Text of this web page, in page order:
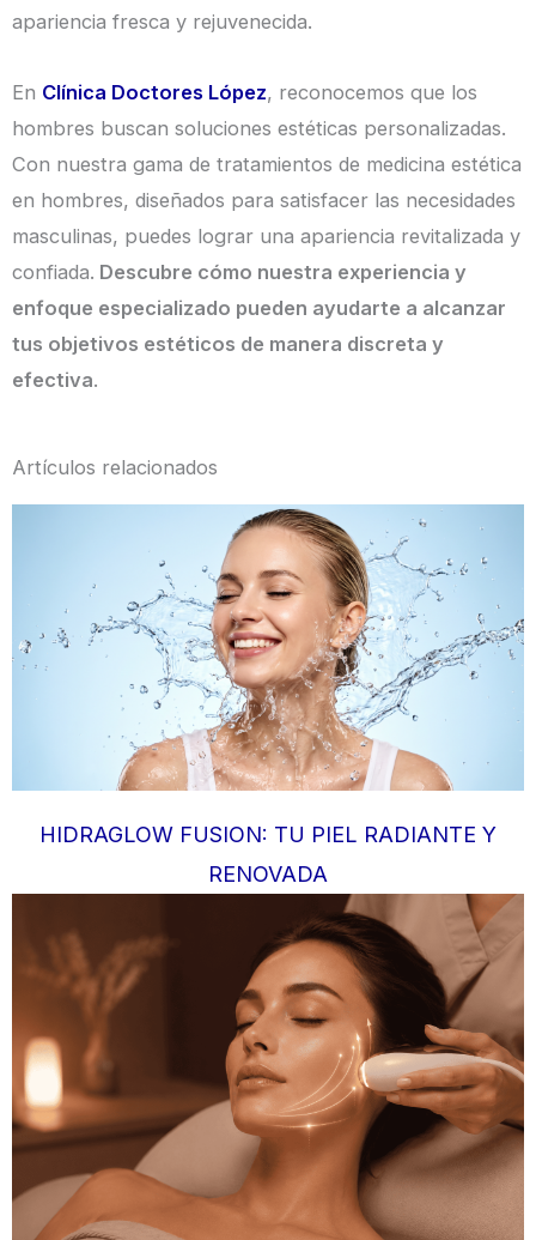
apariencia fresca y rejuvenecida.
En Clínica Doctores López, reconocemos que los
hombres buscan soluciones estéticas personalizadas.
Con nuestra gama de tratamientos de medicina estética
en hombres, diseñados para satisfacer las necesidades
masculinas, puedes lograr una apariencia revitalizada y
confiada. Descubre cómo nuestra experiencia y
enfoque especializado pueden ayudarte a alcanzar
tus objetivos estéticos de manera discreta y
efectiva.
Artículos relacionados
HIDRAGLOW FUSION: TU PIEL RADIANTE Y
RENOVADA